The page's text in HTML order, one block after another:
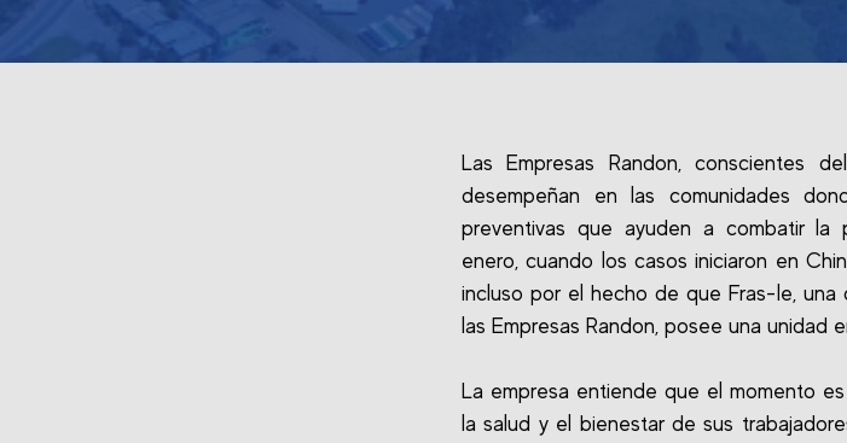
Las Empresas Randon, conscientes
desempeñan en las comunidades
preventivas que ayuden a combatir la
enero, cuando los casos iniciaron en
incluso por el hecho de que Fras-le, una
las Empresas Randon, posee una unidad
La empresa entiende que el momento
la salud y el bienestar de sus